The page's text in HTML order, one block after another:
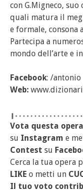
con G.Migneco, suo
quali matura il
e formale, consona
Partecipa a
mondo dell’arte e
Facebook: /
Web:
Vota questa
su Instagram e
Contest su
Cerca la tua opera
LIKE o metti un
Il tuo voto